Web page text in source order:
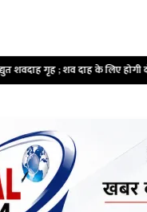
के लिए होगी दोनों व्यवस्था